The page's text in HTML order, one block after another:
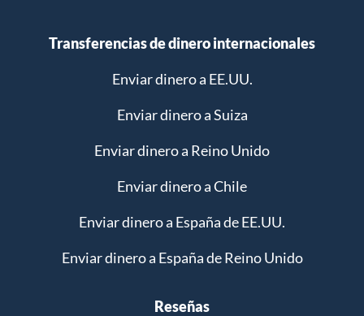
Transferencias de dinero internacionales
Enviar dinero a EE.UU.
Enviar dinero a Suiza
Enviar dinero a Reino Unido
Enviar dinero a Chile
Enviar dinero a España de EE.UU.
Enviar dinero a España de Reino Unido
Reseñas